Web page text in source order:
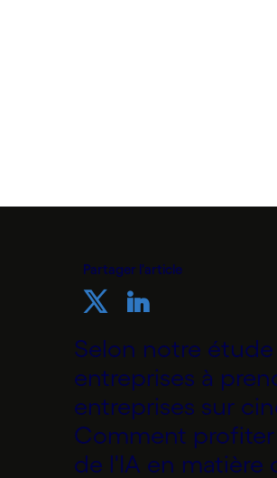
Partager l'article
Selon notre
entreprises à
entreprises sur
Comment
de l'IA en matière